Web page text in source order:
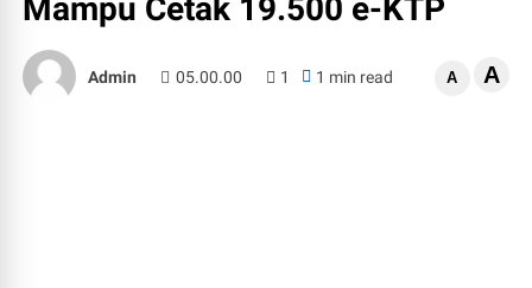
Mampu Cetak 19.500 e-KTP
Admin 05.00.00 1 1 min read A A